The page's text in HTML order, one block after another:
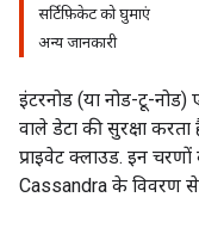
सर्टिफ़िकेट को घुमाएं
अन्य जानकारी
इंटरनोड (या नोड-टू-
वाले डेटा की सुरक्षा
प्राइवेट क्लाउड. इन
Cassandra के विवरण से